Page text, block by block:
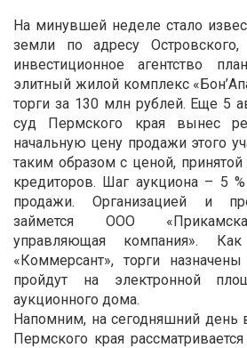
На минувшей неделе стало
земли по адресу
инвестиционное агентство
элитный жилой комплекс
торги за 130 млн рублей. Еще 5
суд Пермского края вынес
начальную цену продажи этого
таким образом с ценой,
кредиторов. Шаг аукциона – 5
продажи. Организацией и
займется ООО
управляющая компания».
«Коммерсант», торги
пройдут на электронной
аукционного дома.
Напомним, на сегодняшний день
Пермского края